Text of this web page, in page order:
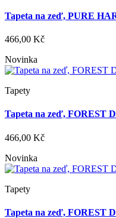
Tapeta na zeď, PURE
466,00 Kč
Novinka
Tapety
Tapeta na zeď, FOREST
466,00 Kč
Novinka
Tapety
Tapeta na zeď, FOREST